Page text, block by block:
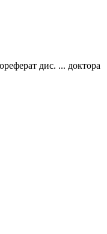
дис. ... доктора